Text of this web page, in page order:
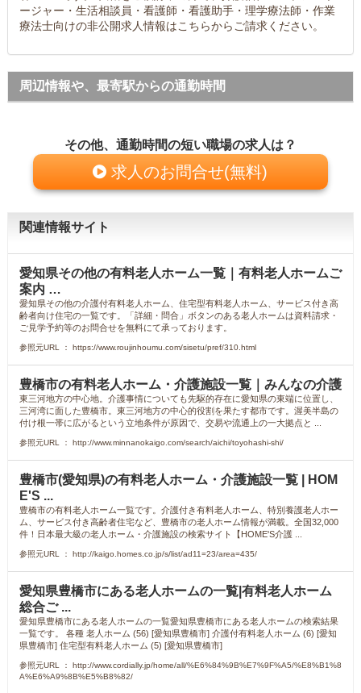
ージャー・生活相談員・看護師・看護助手・理学療法師・作業
療法士向けの非公開求人情報はこちらからご請求ください。
周辺情報や、最寄駅からの通勤時間
その他、通勤時間の短い職場の求人は？
求人のお問合せ(無料)
関連情報サイト
愛知県その他の有料老人ホーム一覧｜有料老人ホームご
案内 …
愛知県その他の介護付有料老人ホーム、住宅型有料老人ホーム、サービス付き高
齢者向け住宅の一覧です。「詳細・問合」ボタンのある老人ホームは資料請求・
ご見学予約等のお問合せを無料にて承っております。
参照元URL ： https://www.roujinhoumu.com/sisetu/pref/310.html
豊橋市の有料老人ホーム・介護施設一覧｜みんなの介護
東三河地方の中心地。介護事情についても先駆的存在に愛知県の東端に位置し、
三河湾に面した豊橋市。東三河地方の中心的役割を果たす都市です。渥美半島の
付け根一帯に広がるという立地条件が原因で、交易や流通上の一大拠点と ...
参照元URL ： http://www.minnanokaigo.com/search/aichi/toyohashi-shi/
豊橋市(愛知県)の有料老人ホーム・介護施設一覧 | HOM
E'S ...
豊橋市の有料老人ホーム一覧です。介護付き有料老人ホーム、特別養護老人ホー
ム、サービス付き高齢者住宅など、豊橋市の老人ホーム情報が満載。全国32,000
件！日本最大級の老人ホーム・介護施設の検索サイト【HOME'S介護 ...
参照元URL ： http://kaigo.homes.co.jp/s/list/ad11=23/area=435/
愛知県豊橋市にある老人ホームの一覧|有料老人ホーム
総合ご ...
愛知県豊橋市にある老人ホームの一覧愛知県豊橋市にある老人ホームの検索結果
一覧です。 各種 老人ホーム (56) [愛知県豊橋市] 介護付有料老人ホーム (6) [愛知
県豊橋市] 住宅型有料老人ホーム (5) [愛知県豊橋市]
参照元URL ： http://www.cordially.jp/home/all/%E6%84%9B%E7%9F%A5/%E8%B1%8
A%E6%A9%8B%E5%B8%82/